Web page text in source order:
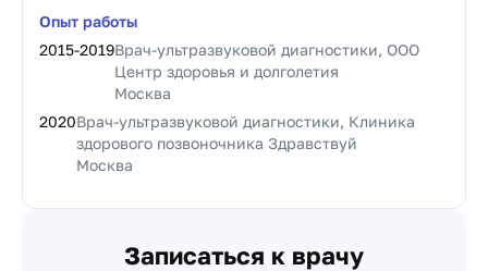
Опыт работы
2015-2019Врач-ультразвуковой диагностики, ООО
Центр здоровья и долголетия
Москва
2020Врач-ультразвуковой диагностики, Клиника
здорового позвоночника Здравствуй
Москва
Записаться к врачу